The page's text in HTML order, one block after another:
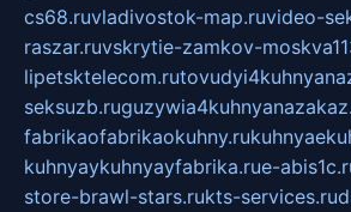
cs68.ruvladivostok-map.ruvideo-
raszar.ruvskrytie-zamkov-
lipetsktelecom.ru
seksuzb.ru
fabrikaofabrikaokuhny.ru
kuhnyaykuhnyayfabrika.rue-
store-brawl-stars.rukts-services.ru